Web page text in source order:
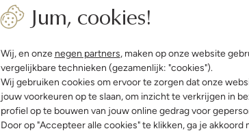
Jum, cookies!
Wij, en onze negen partners, maken op onze website
vergelijkbare technieken (gezamenlijk: "cookies").
Wij gebruiken cookies om ervoor te zorgen dat onze
jouw voorkeuren op te slaan, om inzicht te verkrijgen in
profiel op te bouwen van jouw online gedrag voor
Door op "Accepteer alle cookies" te klikken, ga je akkoord